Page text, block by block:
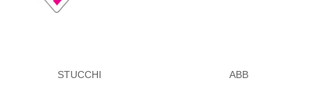
STUCCHI ABB